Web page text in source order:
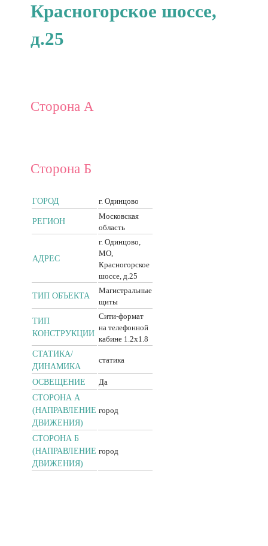
Красногорское шоссе,
д.25
Сторона А
Сторона Б
ГОРОД г. Одинцово
РЕГИОН
Московская
область
АДРЕС
г. Одинцово,
МО,
Красногорское
шоссе, д.25
ТИП ОБЪЕКТА
Магистральные
щиты
ТИП
КОНСТРУКЦИИ
Сити-формат
на телефонной
кабине 1.2x1.8
CТАТИКА/
ДИНАМИКА
статика
ОСВЕЩЕНИЕ
Да
СТОРОНА А
(НАПРАВЛЕНИЕ
ДВИЖЕНИЯ)
город
СТОРОНА Б
(НАПРАВЛЕНИЕ
ДВИЖЕНИЯ)
город